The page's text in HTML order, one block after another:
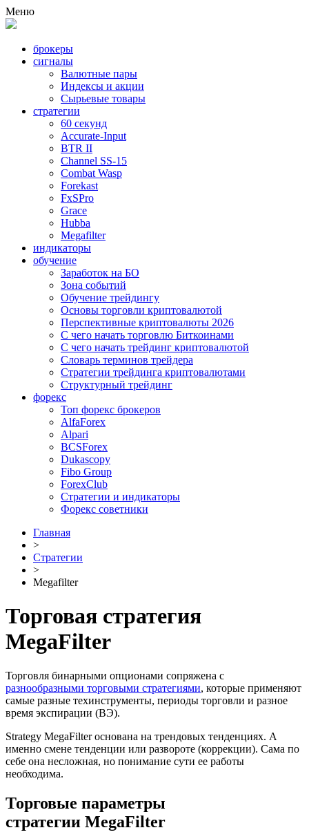
Меню
брокеры
сигналы
Валютные пары
Индексы и акции
Сырьевые товары
стратегии
60 секунд
Accurate-Input
BTR II
Channel SS-15
Combat Wasp
Forekast
FxSPro
Grace
Hubba
Megafilter
индикаторы
обучение
Заработок на БО
Зона событий
Обучение трейдингу
Основы торговли криптовалютой
Перспективные криптовалюты 2026
С чего начать торговлю Биткоинами
С чего начать трейдинг криптовалютой
Словарь терминов трейдера
Стратегии трейдинга криптовалютами
Структурный трейдинг
форекс
Топ форекс брокеров
AlfaForex
Alpari
BСSForex
Dukascopy
Fibo Group
ForexClub
Стратегии и индикаторы
Форекс советники
Главная
>
Стратегии
>
Megafilter
Торговая стратегия
MegaFilter
Торговля бинарными опционами сопряжена с
разнообразными торговыми стратегиями, которые применяют
самые разные техинструменты, периоды торговли и разное
время экспирации (ВЭ).
Strategy MegaFilter основана на трендовых тенденциях. А
именно смене тенденции или развороте (коррекции). Сама по
себе она несложная, но понимание сути ее работы
необходима.
Торговые параметры
стратегии MegaFilter